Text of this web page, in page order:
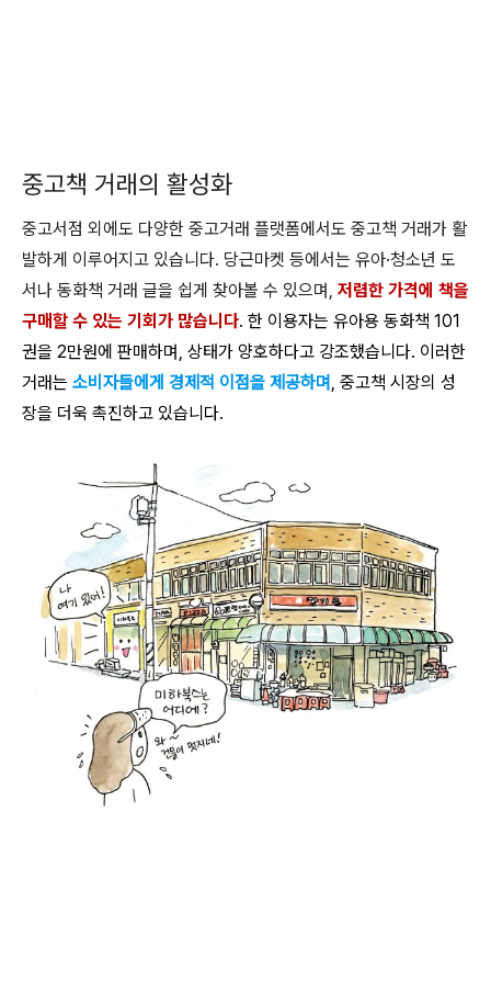
중고책 거래의 활성화
중고서점 외에도 다양한 중고거래 플랫폼에서도 중고책 거래가 활
발하게 이루어지고 있습니다. 당근마켓 등에서는 유아·청소년 도
서나 동화책 거래 글을 쉽게 찾아볼 수 있으며, 저렴한 가격에 책을
구매할 수 있는 기회가 많습니다. 한 이용자는 유아용 동화책 101
권을 2만원에 판매하며, 상태가 양호하다고 강조했습니다. 이러한
거래는 소비자들에게 경제적 이점을 제공하며 , 중고책 시장의 성
장을 더욱 촉진하고 있습니다.